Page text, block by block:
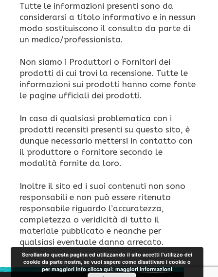
Tutte le informazioni presenti sono da
considerarsi a titolo informativo e in nessun
modo sostituiscono il consulto da parte di
un medico/professionista.
Non siamo i Produttori o Fornitori dei
prodotti di cui trovi la recensione. Tutte le
informazioni sui prodotti hanno come fonte
le pagine ufficiali dei prodotti.
In caso di qualsiasi problematica con i
prodotti recensiti presenti su questo sito, è
dunque necessario mettersi in contatto con
il produttore o fornitore secondo le
modalità fornite da loro.
Inoltre il sito ed i suoi contenuti non sono
responsabili e non può essere ritenuto
responsabile riguardo l’accuratezza,
completezza o veridicità di tutto il
materiale pubblicato e neanche per
qualsiasi eventuale danno arrecato.
Scrollando questa pagina ed utilizzando il sito accetti l'utilizzo dei
cookie da parte nostra, se vuoi sapere come disattivare i cookie o
per maggiori info clicca qui:maggiori informazioni